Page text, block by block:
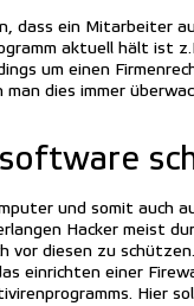
dass ein Mitarbeiter
aktuell hält ist
um einen
dies immer
und somit auch
Hacker meist
vor diesen zu
einrichten einer
Hier